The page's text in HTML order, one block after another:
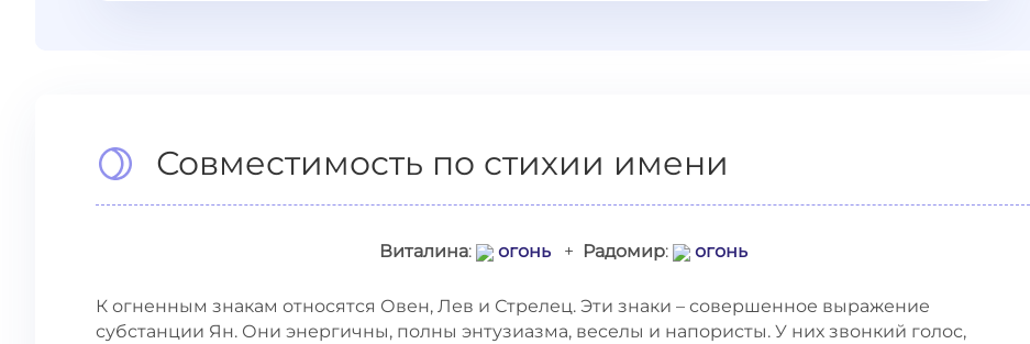
Совместимость по стихии имени
Виталина: огонь+ Радомир: огонь
К огненным знакам относятся Овен, Лев и Стрелец. Эти знаки – совершенное выражение
субстанции Ян. Они энергичны, полны энтузиазма, веселы и напористы. У них звонкий голос,